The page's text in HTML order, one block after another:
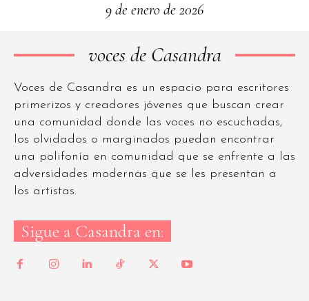
9 de enero de 2026
voces de Casandra
Voces de Casandra es un espacio para escritores
primerizos y creadores jóvenes que buscan crear
una comunidad donde las voces no escuchadas,
los olvidados o marginados puedan encontrar
una polifonía en comunidad que se enfrente a las
adversidades modernas que se les presentan a
los artistas.
Sigue a Casandra en: